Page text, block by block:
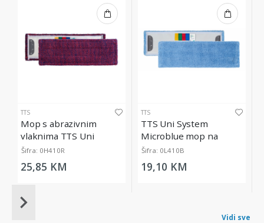
TTS
Mop s abrazivnim
vlaknima TTS Uni
System Ultrasafe, 40 cm
Šifra: 0H410R
25,85 KM
TTS
TTS Uni System
Microblue mop na
kopčanje, 40 cm
Šifra: 0L410B
19,10 KM
Item
Vidi sve